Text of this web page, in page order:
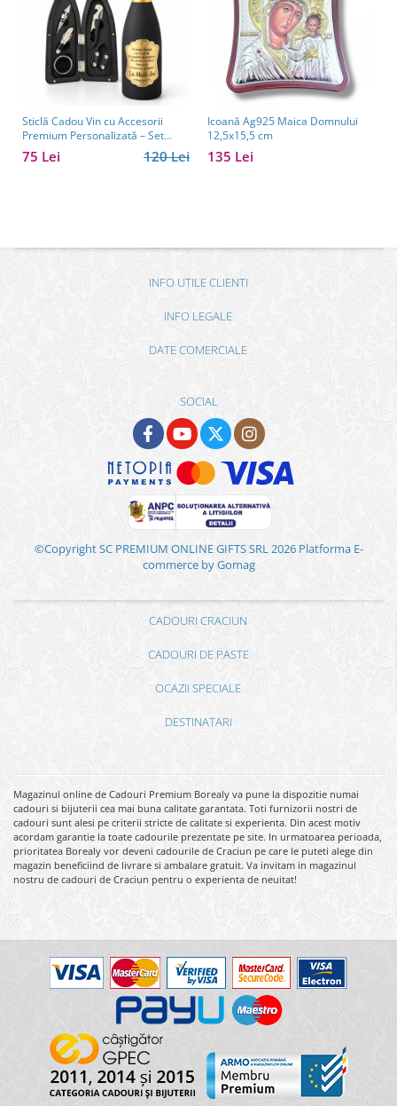
Sticlă Cadou Vin cu Accesorii
Premium Personalizată – Set
Elegant pentru Bărbați
120 Lei
75 Lei
Icoană Ag925 Maica Domnului
12,5x15,5 cm
135 Lei
INFO UTILE CLIENTI
INFO LEGALE
DATE COMERCIALE
SOCIAL
©Copyright SC PREMIUM ONLINE GIFTS SRL 2026 Platforma E-
commerce by Gomag
CADOURI CRACIUN
CADOURI DE PASTE
OCAZII SPECIALE
DESTINATARI
Magazinul online de Cadouri Premium Borealy va pune la dispozitie numai
cadouri si bijuterii cea mai buna calitate garantata. Toti furnizorii nostri de
cadouri sunt alesi pe criterii stricte de calitate si experienta. Din acest motiv
acordam garantie la toate cadourile prezentate pe site. In urmatoarea perioada,
prioritatea Borealy vor deveni cadourile de Craciun pe care le puteti alege din
magazin beneficiind de livrare si ambalare gratuit. Va invitam in magazinul
nostru de cadouri de Craciun pentru o experienta de neuitat!